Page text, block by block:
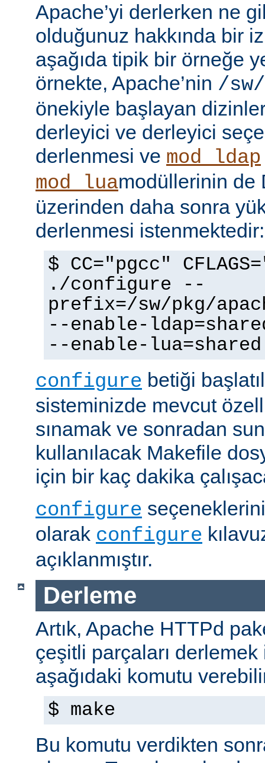
Apache’yi derlerken ne
olduğunuz hakkında bir
aşağıda tipik bir örneğe
örnekte, Apache’nin /
önekiyle başlayan
derleyici ve derleyici
derlenmesi ve mod_ldap
mod_luamodüllerinin de
üzerinden daha sonra
derlenmesi istenmektedir:
$ CC="pgcc"
./configure --
prefix=/sw/pkg/
--enable-
--enable-lua=shared
configure betiği
sisteminizde mevcut
sınamak ve sonradan
kullanılacak Makefile
için bir kaç dakika
configure
olarak configure
açıklanmıştır.
Derleme
Artık, Apache HTTPd
çeşitli parçaları
aşağıdaki komutu
$ make
Bu komutu verdikten